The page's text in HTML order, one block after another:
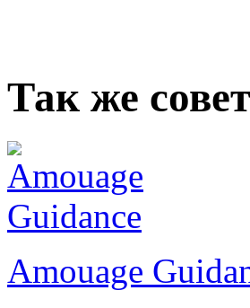
Так же
Amouage